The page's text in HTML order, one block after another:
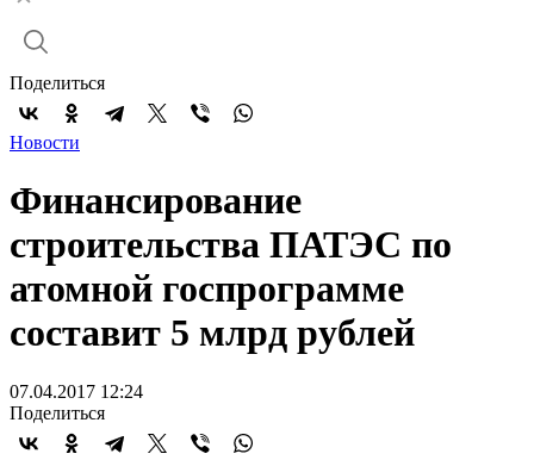
Поделиться
Новости
Финансирование
строительства ПАТЭС по
атомной госпрограмме
составит 5 млрд рублей
07.04.2017 12:24
Поделиться